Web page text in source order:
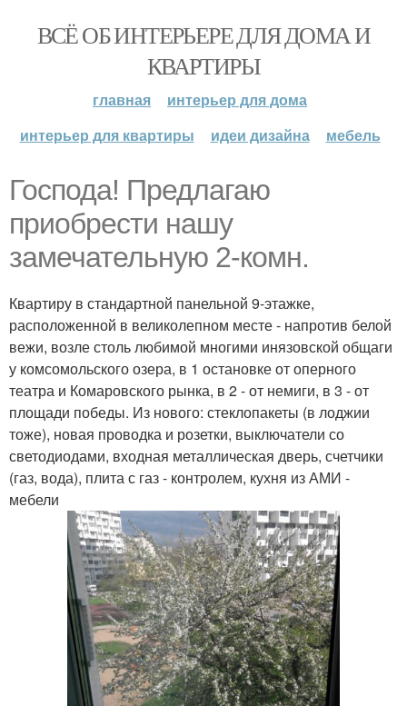
ВСЁ ОБ ИНТЕРЬЕРЕ ДЛЯ ДОМА И
КВАРТИРЫ
главная
интерьер для дома
интерьер для квартиры
идеи дизайна мебель
Господа! Предлагаю
приобрести нашу
замечательную 2-комн.
Квартиру в стандартной панельной 9-этажке,
расположенной в великолепном месте - напротив белой
вежи, возле столь любимой многими инязовской общаги
у комсомольского озера, в 1 остановке от оперного
театра и Комаровского рынка, в 2 - от немиги, в 3 - от
площади победы. Из нового: стеклопакеты (в лоджии
тоже), новая проводка и розетки, выключатели со
светодиодами, входная металлическая дверь, счетчики
(газ, вода), плита с газ - контролем, кухня из АМИ -
мебели